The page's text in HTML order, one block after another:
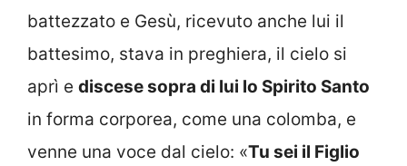
battezzato e Gesù, ricevuto anche lui il
battesimo, stava in preghiera, il cielo si
aprì e discese sopra di lui lo Spirito Santo
in forma corporea, come una colomba, e
venne una voce dal cielo: «Tu sei il Figlio